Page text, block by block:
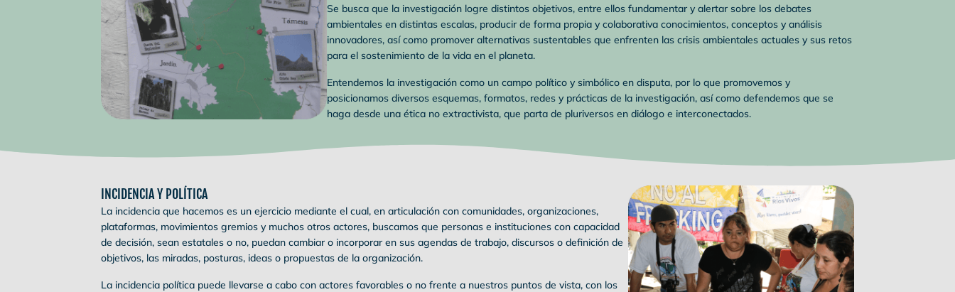
Se busca que la investigación logre distintos objetivos, entre ellos fundamentar y alertar sobre los debates
ambientales en distintas escalas, producir de forma propia y colaborativa conocimientos, conceptos y análisis
innovadores, así como promover alternativas sustentables que enfrenten las crisis ambientales actuales y sus retos
para el sostenimiento de la vida en el planeta.
Entendemos la investigación como un campo político y simbólico en disputa, por lo que promovemos y
posicionamos diversos esquemas, formatos, redes y prácticas de la investigación, así como defendemos que se
haga desde una ética no extractivista, que parta de pluriversos en diálogo e interconectados.
INCIDENCIA Y POLÍTICA
La incidencia que hacemos es un ejercicio mediante el cual, en articulación con comunidades, organizaciones,
plataformas, movimientos gremios y muchos otros actores, buscamos que personas e instituciones con capacidad
de decisión, sean estatales o no, puedan cambiar o incorporar en sus agendas de trabajo, discursos o definición de
objetivos, las miradas, posturas, ideas o propuestas de la organización.
La incidencia política puede llevarse a cabo con actores favorables o no frente a nuestros puntos de vista, con los